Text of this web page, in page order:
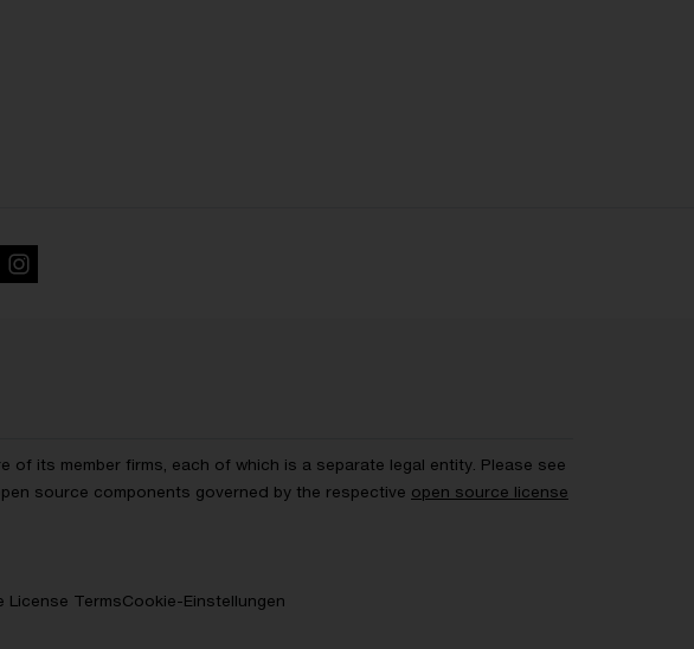
its member firms, each of which is a separate legal entity. Please see
source components governed by the respective open source license
License TermsCookie-Einstellungen